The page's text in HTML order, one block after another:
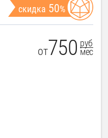
скидка 50%
от750 руб
мес